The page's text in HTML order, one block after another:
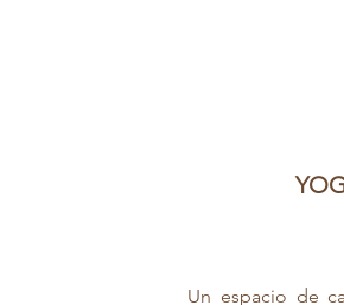
​Un espacio de